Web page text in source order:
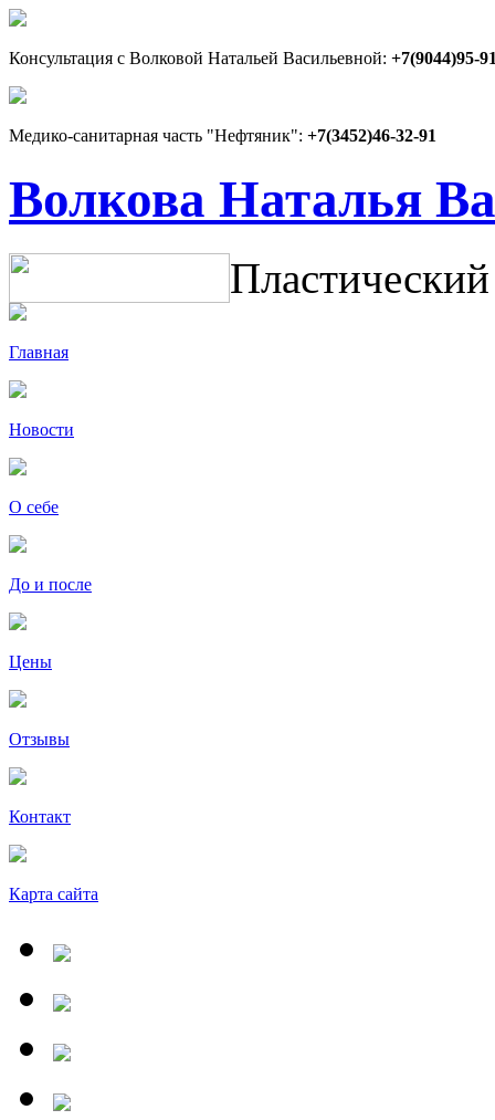
Консультация с Волковой Натальей Васильевной: +7(9044)95-
Медико-санитарная часть "Нефтяник": +7(3452)46-32-91
Волкова Наталья
Главная
Новости
О себе
До и после
Цены
Отзывы
Контакт
Карта сайта